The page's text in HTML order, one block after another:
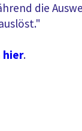
die
hier.